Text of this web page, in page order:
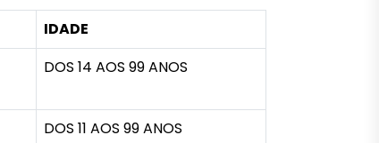
IDADE
DOS 14 AOS 99 ANOS
DOS 11 AOS 99 ANOS